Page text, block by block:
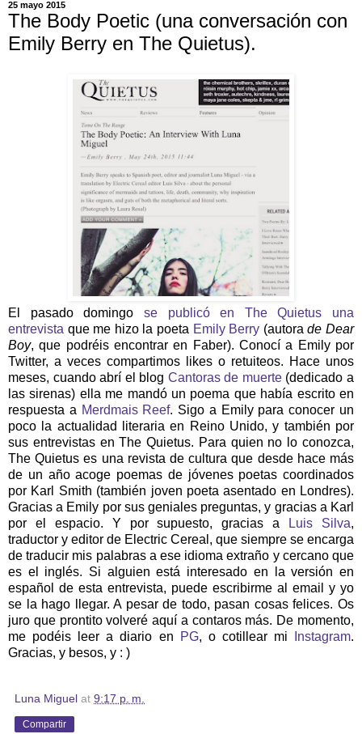
25 mayo 2015
The Body Poetic (una conversación con
Emily Berry en The Quietus).
El pasado domingo se publicó en The Quietus una
entrevista que me hizo la poeta Emily Berry (autorade Dear
Boy, que podréis encontrar en Faber). Conocí a Emily por
Twitter, a veces compartimos likes o retuiteos. Hace unos
meses, cuando abrí el blog Cantoras de muerte (dedicado a
las sirenas) ella me mandó un poema que había escrito en
respuesta a Merdmais Reef. Sigo a Emily para conocer un
poco la actualidad literaria en Reino Unido, y también por
sus entrevistas en The Quietus. Para quien no lo conozca,
The Quietus es una revista de cultura que desde hace más
de un año acoge poemas de jóvenes poetas coordinados
por Karl Smith (también joven poeta asentado en Londres).
Gracias a Emily por sus geniales preguntas, y gracias a Karl
por el espacio. Y por supuesto, gracias a
Luis Silva,
traductor y editor de Electric Cereal, que siempre se encarga
de traducir mis palabras a ese idioma extraño y cercano que
es el inglés. Si alguien está interesado en la versión en
español de esta entrevista, puede escribirme al email y yo
se la hago llegar. A pesar de todo, pasan cosas felices. Os
juro que prontito volveré aquí a contaros más. De momento,
me podéis leer a diario en
PG, o cotillear mi Instagram.
Gracias, y besos, y : )
Luna Miguel at 9:17 p. m.
Compartir